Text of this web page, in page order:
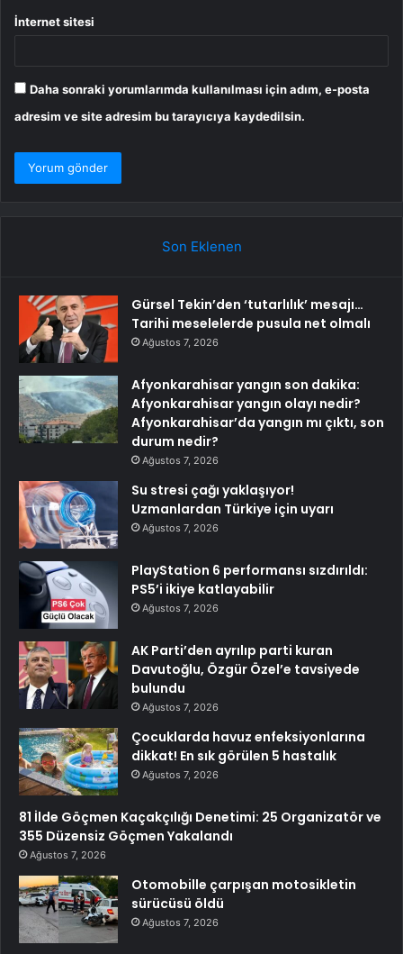
İnternet sitesi
Daha sonraki yorumlarımda kullanılması için adım, e-posta
adresim ve site adresim bu tarayıcıya kaydedilsin.
Son Eklenen
Gürsel Tekin’den ‘tutarlılık’ mesajı…
Tarihi meselelerde pusula net olmalı
Ağustos 7, 2026
Afyonkarahisar yangın son dakika:
Afyonkarahisar yangın olayı nedir?
Afyonkarahisar’da yangın mı çıktı, son
durum nedir?
Ağustos 7, 2026
Su stresi çağı yaklaşıyor!
Uzmanlardan Türkiye için uyarı
Ağustos 7, 2026
PlayStation 6 performansı sızdırıldı:
PS5’i ikiye katlayabilir
Ağustos 7, 2026
AK Parti’den ayrılıp parti kuran
Davutoğlu, Özgür Özel’e tavsiyede
bulundu
Ağustos 7, 2026
Çocuklarda havuz enfeksiyonlarına
dikkat! En sık görülen 5 hastalık
Ağustos 7, 2026
81 İlde Göçmen Kaçakçılığı Denetimi: 25 Organizatör ve
355 Düzensiz Göçmen Yakalandı
Ağustos 7, 2026
Otomobille çarpışan motosikletin
sürücüsü öldü
Ağustos 7, 2026